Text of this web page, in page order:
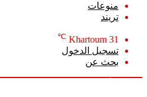
منوعات
تريند
Khartoum 31
℃
تسجيل الدخول
بحث عن